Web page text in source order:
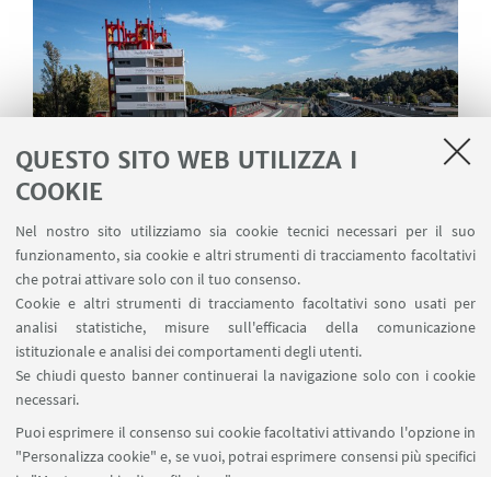
QUESTO SITO WEB UTILIZZA I
COOKIE
Nel nostro sito utilizziamo sia cookie tecnici necessari per il suo
funzionamento, sia cookie e altri strumenti di tracciamento facoltativi
che potrai attivare solo con il tuo consenso.
Cookie e altri strumenti di tracciamento facoltativi sono usati per
analisi statistiche, misure sull'efficacia della comunicazione
istituzionale e analisi dei comportamenti degli utenti.
Se chiudi questo banner continuerai la navigazione solo con i cookie
necessari.
Puoi esprimere il consenso sui cookie facoltativi attivando l'opzione in
"Personalizza cookie" e, se vuoi, potrai esprimere consensi più specifici
PITLab – Performance of Innovative
Mobility Test Laboratory
Il futuro della mobilità attraverso sicurezza,
sostenibilità ed innovazione
Al PITLab studiamo l'interazione tra gli utenti della